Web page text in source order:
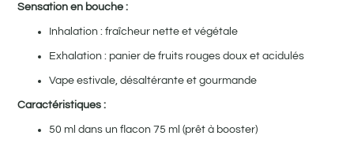
Sensation en bouche :
Inhalation : fraîcheur nette et végétale
Exhalation : panier de fruits rouges doux et acidulés
Vape estivale, désaltérante et gourmande
Caractéristiques :
50 ml dans un flacon 75 ml (prêt à booster)